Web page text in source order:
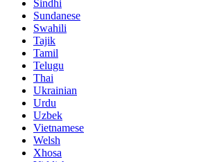
Sindhi
Sundanese
Swahili
Tajik
Tamil
Telugu
Thai
Ukrainian
Urdu
Uzbek
Vietnamese
Welsh
Xhosa